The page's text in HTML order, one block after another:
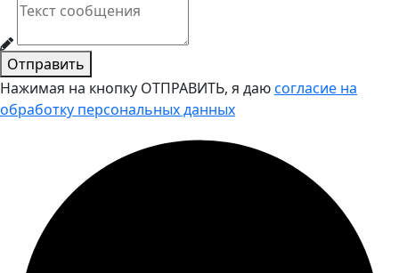
Отправить
Нажимая на кнопку ОТПРАВИТЬ, я даюсогласие на
обработку персональных данных